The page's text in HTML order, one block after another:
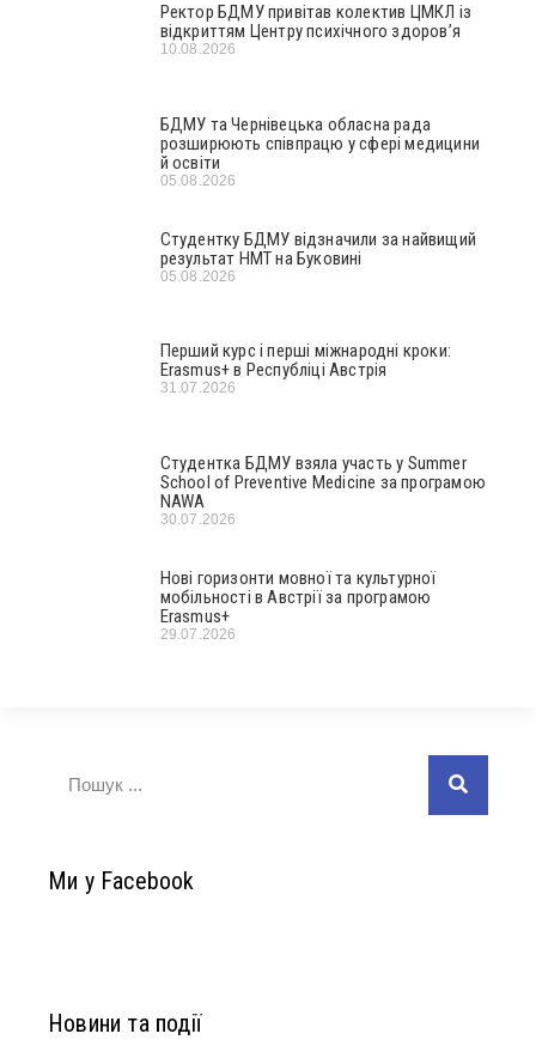
Ректор БДМУ привітав колектив ЦМКЛ із
відкриттям Центру психічного здоров’я
10.08.2026
БДМУ та Чернівецька обласна рада
розширюють співпрацю у сфері медицини
й освіти
05.08.2026
Студентку БДМУ відзначили за найвищий
результат НМТ на Буковині
05.08.2026
Перший курс і перші міжнародні кроки:
Erasmus+ в Республіці Австрія
31.07.2026
Студентка БДМУ взяла участь у Summer
School of Preventive Medicine за програмою
NAWA
30.07.2026
Нові горизонти мовної та культурної
мобільності в Австрії за програмою
Erasmus+
29.07.2026
Ми у Facebook
Новини та події